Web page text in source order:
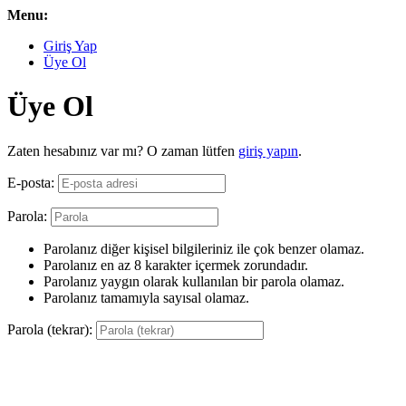
Menu:
Giriş Yap
Üye Ol
Üye Ol
Zaten hesabınız var mı? O zaman lütfen giriş yapın.
E-posta:
Parola:
Parolanız diğer kişisel bilgileriniz ile çok benzer olamaz.
Parolanız en az 8 karakter içermek zorundadır.
Parolanız yaygın olarak kullanılan bir parola olamaz.
Parolanız tamamıyla sayısal olamaz.
Parola (tekrar):